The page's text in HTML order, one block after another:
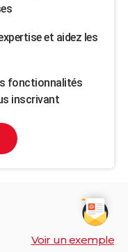
et aidez les
fonctionnalités
inscrivant
Voir un exemple